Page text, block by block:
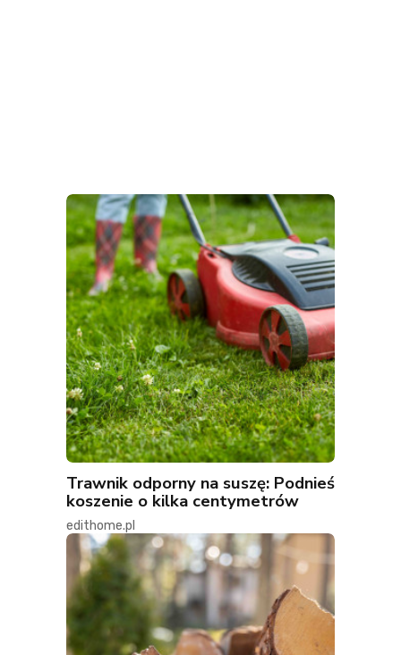
Trawnik odporny na suszę: Podnieś
koszenie o kilka centymetrów
edithome.pl